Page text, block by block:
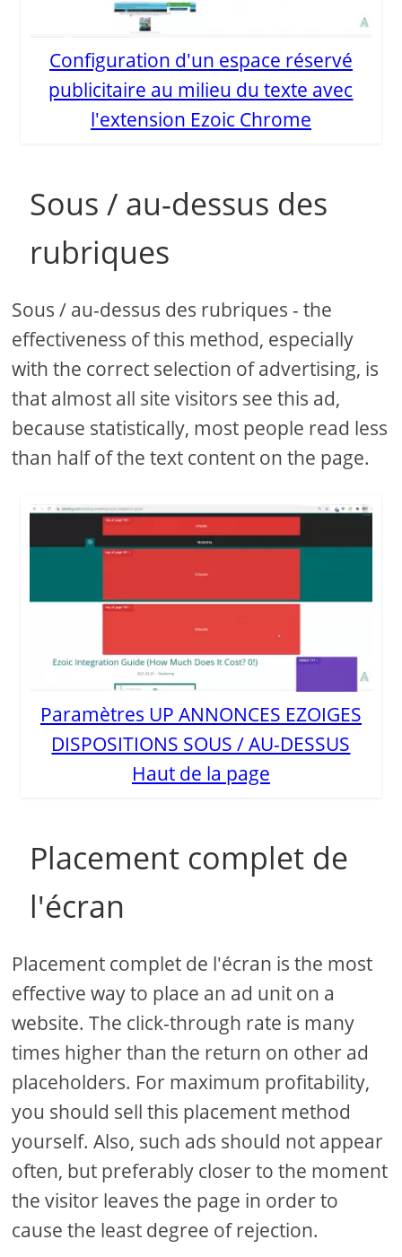
Configuration d'un espace réservé
publicitaire au milieu du texte avec
l'extension Ezoic Chrome
Sous / au-dessus des
rubriques
Sous / au-dessus des rubriques - the
effectiveness of this method, especially
with the correct selection of advertising, is
that almost all site visitors see this ad,
because statistically, most people read less
than half of the text content on the page.
Paramètres UP ANNONCES EZOIGES
DISPOSITIONS SOUS / AU-DESSUS
Haut de la page
Placement complet de
l'écran
Placement complet de l'écran is the most
effective way to place an ad unit on a
website. The click-through rate is many
times higher than the return on other ad
placeholders. For maximum profitability,
you should sell this placement method
yourself. Also, such ads should not appear
often, but preferably closer to the moment
the visitor leaves the page in order to
cause the least degree of rejection.